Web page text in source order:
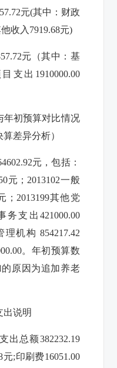
元(其中：财政
收入 7919.68元)
元（其中：基
支出 1910000.00
年初预算对比情况
差异分析）
元，包括：
元； 2013102一般
； 2013199其他党
务支出 421000.00
理机构 854217.42
。 年初预算数
原因为追加养老
出说明
出总额382232.19
元;印刷费16051.00